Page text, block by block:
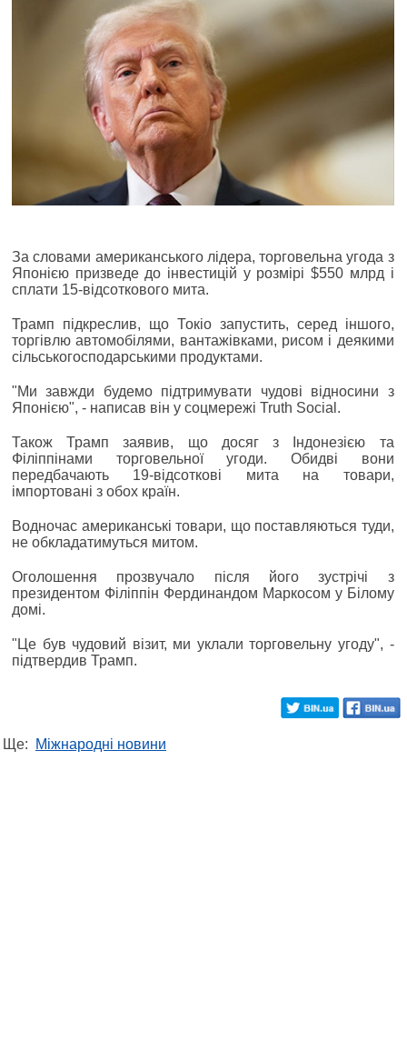
За словами американського лідера, торговельна угода з
Японією призведе до інвестицій у розмірі $550 млрд і
сплати 15-відсоткового мита.
Трамп підкреслив, що Токіо запустить, серед іншого,
торгівлю автомобілями, вантажівками, рисом і деякими
сільськогосподарськими продуктами.
"Ми завжди будемо підтримувати чудові відносини з
Японією", - написав він у соцмережі Truth Social.
Також Трамп заявив, що досяг з Індонезією та
Філіппінами торговельної угоди. Обидві вони
передбачають 19-відсоткові мита на товари,
імпортовані з обох країн.
Водночас американські товари, що поставляються туди,
не обкладатимуться митом.
Оголошення прозвучало після його зустрічі з
президентом Філіппін Фердинандом Маркосом у Білому
домі.
"Це був чудовий візит, ми уклали торговельну угоду", -
підтвердив Трамп.
Ще: Міжнародні новини